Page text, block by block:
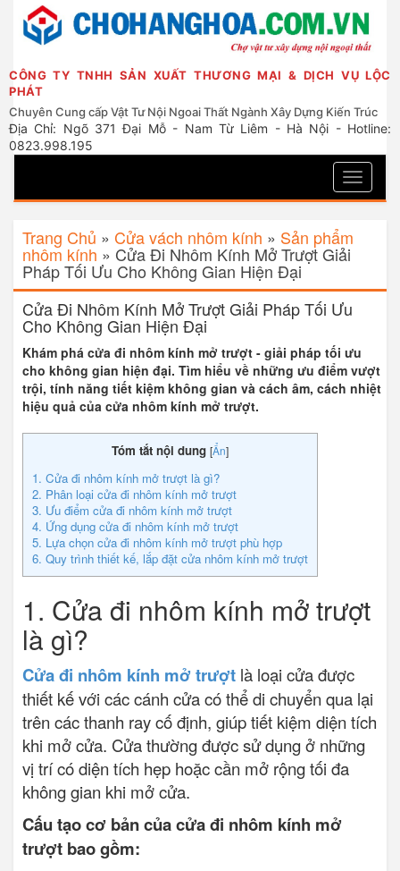
CÔNG TY TNHH SẢN XUẤT THƯƠNG MẠI & DỊCH VỤ LỘC
PHÁT
Chuyên Cung cấp Vật Tư Nội Ngoai Thất Ngành Xây Dựng Kiến Trúc
Địa Chỉ: Ngõ 371 Đại Mỗ - Nam Từ Liêm - Hà Nội - Hotline:
0823.998.195
Toggle
Trang Chủ » Cửa vách nhôm kính » Sản phẩm
nhôm kính » Cửa Đi Nhôm Kính Mở Trượt Giải
Pháp Tối Ưu Cho Không Gian Hiện Đại
Cửa Đi Nhôm Kính Mở Trượt Giải Pháp Tối Ưu
Cho Không Gian Hiện Đại
Khám phá cửa đi nhôm kính mở trượt - giải pháp tối ưu
cho không gian hiện đại. Tìm hiểu về những ưu điểm vượt
trội, tính năng tiết kiệm không gian và cách âm, cách nhiệt
hiệu quả của cửa nhôm kính mở trượt.
Tóm tắt nội dung [Ẩn]
1. Cửa đi nhôm kính mở trượt là gì?
2. Phân loại cửa đi nhôm kính mở trượt
3. Ưu điểm cửa đi nhôm kính mở trượt
4. Ứng dụng cửa đi nhôm kính mở trượt
5. Lựa chọn cửa đi nhôm kính mở trượt phù hợp
6. Quy trình thiết kế, lắp đặt cửa nhôm kính mở trượt
1. Cửa đi nhôm kính mở trượt
là gì?
Cửa đi nhôm kính mở trượt là loại cửa được
thiết kế với các cánh cửa có thể di chuyển qua lại
trên các thanh ray cố định, giúp tiết kiệm diện tích
khi mở cửa. Cửa thường được sử dụng ở những
vị trí có diện tích hẹp hoặc cần mở rộng tối đa
không gian khi mở cửa.
Cấu tạo cơ bản của cửa đi nhôm kính mở
trượt bao gồm: